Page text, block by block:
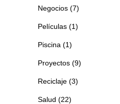
Negocios (7)
Películas (1)
Piscina (1)
Proyectos (9)
Reciclaje (3)
Salud (22)